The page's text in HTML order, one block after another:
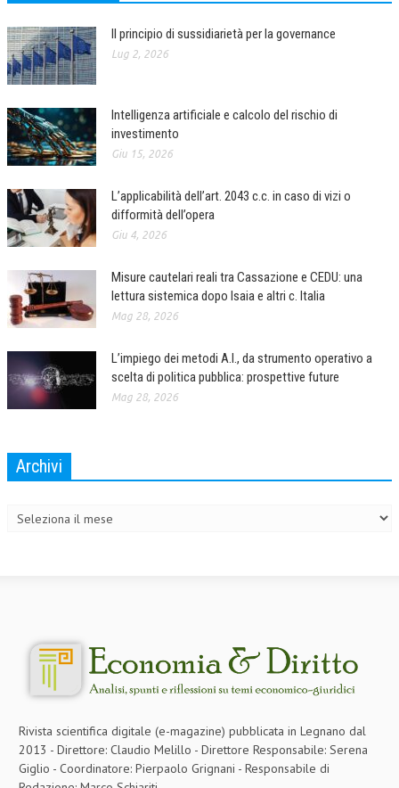
ECONOMIA
CORPORATE SOCIAL RESPONSIBILITY
ECONOMIA DELL’ARTE
INTERNAZIONALIZZAZIONE
HUMAN RESOURCES
RISORSE UMANE
TREASURY IN FINANCIAL SERVICES
RISK MANAGEMENT
SVILUPPO SOSTENIBILE
PERSONA E CITTÀ
DIRITTO
DIRITTO PENALE D’IMPRESA
DIRITTO DEL LAVORO
SICUREZZA SUL LAVORO
FISCO
FISCALITÀ INTERNAZIONALE
TAX RISK MANAGEMENT
Il principio di sussidiarietà per la governance
Lug 2, 2026
Intelligenza artificiale e calcolo del rischio di
investimento
Giu 15, 2026
L’applicabilità dell’art. 2043 c.c. in caso di vizi o
difformità dell’opera
Giu 4, 2026
Misure cautelari reali tra Cassazione e CEDU: una
lettura sistemica dopo Isaia e altri c. Italia
Mag 28, 2026
L’impiego dei metodi A.I., da strumento operativo a
scelta di politica pubblica: prospettive future
Mag 28, 2026
Archivi
Rivista scientifica digitale (e-magazine) pubblicata in Legnano dal
2013 - Direttore: Claudio Melillo - Direttore Responsabile: Serena
Giglio - Coordinatore: Pierpaolo Grignani - Responsabile di